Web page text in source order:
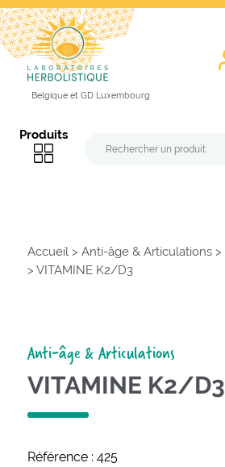
Belgique et GD Luxembourg
Produits
Accueil > Anti-âge & Articulations>
> VITAMINE K2/D3
Anti-âge & Articulations
VITAMINE K2/D3
Référence : 425